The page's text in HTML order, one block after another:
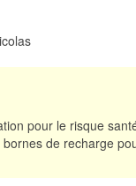
pour le risque
de recharge